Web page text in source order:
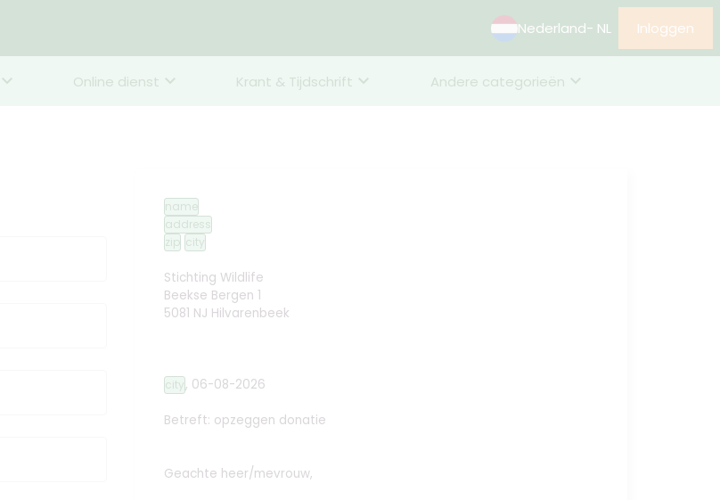
Nederland- NL Inloggen
Online dienst Krant & Tijdschrift Andere categorieën
name
address
zip city
Stichting Wildlife
Beekse Bergen 1
5081 NJ Hilvarenbeek
city, 06-08-2026
Betreft: opzeggen donatie
Geachte heer/mevrouw,